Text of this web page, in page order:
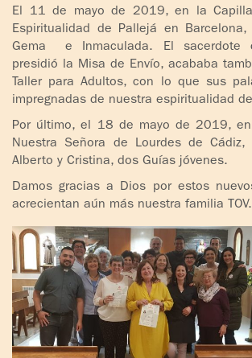
CÍRCULOS DE
ORACIÓN Y VIDA
AUDIOS
El 11 de mayo de 2019, en la
Espiritualidad de Pallejá en Barcelona,
Gema e Inmaculada. El sacerdote
presidió la Misa de Envío, acababa
Taller para Adultos, con lo que sus
impregnadas de nuestra espiritualidad
Por último, el 18 de mayo de 2019,
Nuestra Señora de Lourdes de Cádiz,
Alberto y Cristina, dos Guías jóvenes.
Damos gracias a Dios por estos
acrecientan aún más nuestra familia TOV.